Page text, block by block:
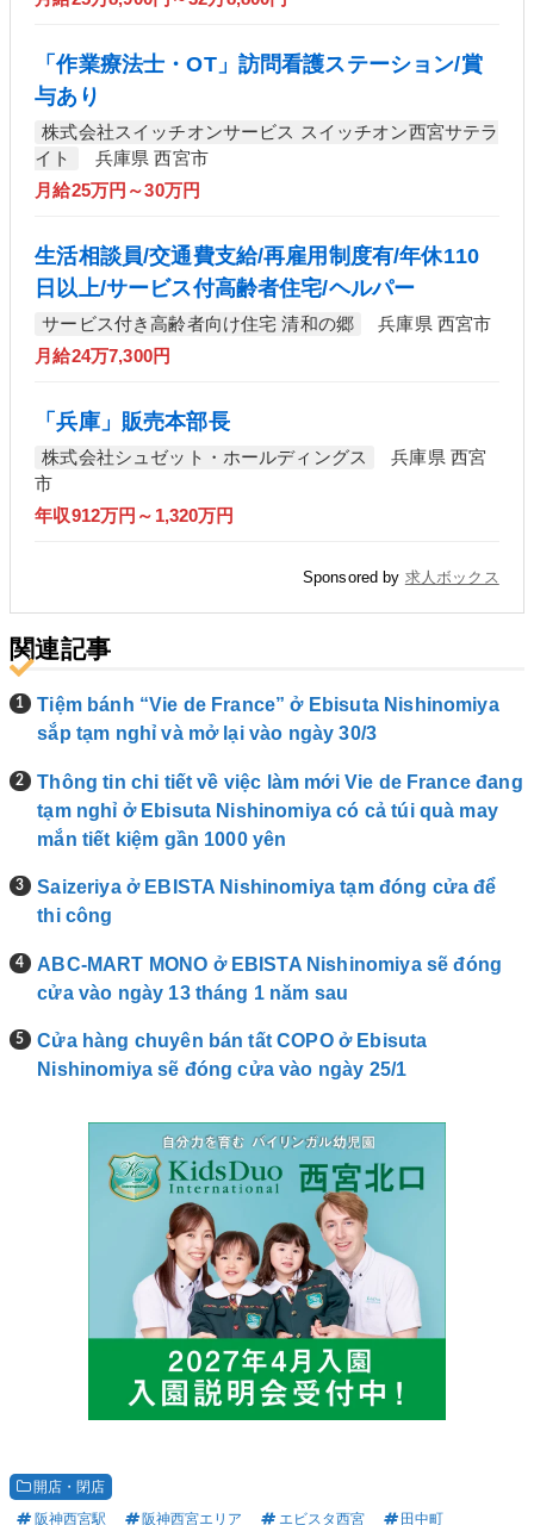
「作業療法士・OT」訪問看護ステーション/賞
与あり
株式会社スイッチオンサービス スイッチオン西宮サテラ
イト
兵庫県 西宮市
月給25万円～30万円
生活相談員/交通費支給/再雇用制度有/年休110
日以上/サービス付高齢者住宅/ヘルパー
サービス付き高齢者向け住宅 清和の郷
兵庫県 西宮市
月給24万7,300円
「兵庫」販売本部長
株式会社シュゼット・ホールディングス
兵庫県 西宮
市
年収912万円～1,320万円
Sponsored by 求人ボックス
関連記事
Tiệm bánh “Vie de France” ở Ebisuta Nishinomiya
sắp tạm nghỉ và mở lại vào ngày 30/3
Thông tin chi tiết về việc làm mới Vie de France đang
tạm nghỉ ở Ebisuta Nishinomiya có cả túi quà may
mắn tiết kiệm gần 1000 yên
Saizeriya ở EBISTA Nishinomiya tạm đóng cửa để
thi công
ABC-MART MONO ở EBISTA Nishinomiya sẽ đóng
cửa vào ngày 13 tháng 1 năm sau
Cửa hàng chuyên bán tất COPO ở Ebisuta
Nishinomiya sẽ đóng cửa vào ngày 25/1
開店・閉店
阪神西宮駅
阪神西宮エリア エビスタ西宮
田中町